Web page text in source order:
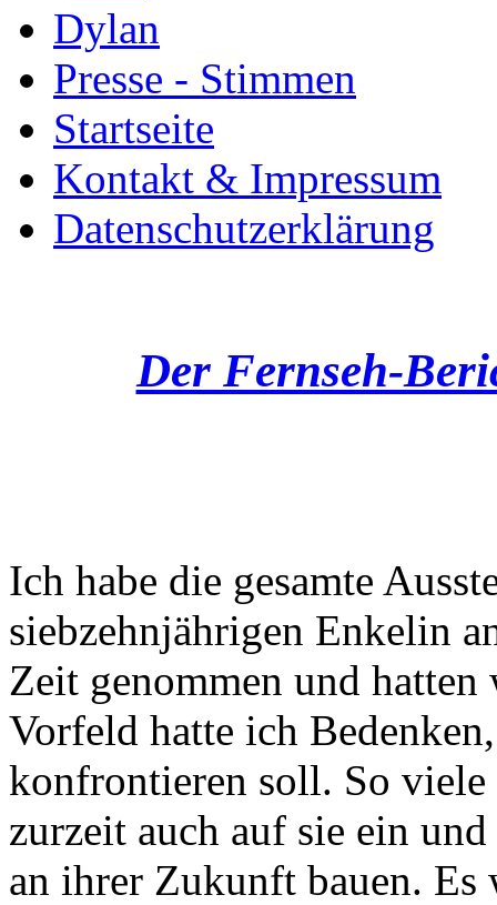
Presse - Stimmen
Startseite
Kontakt & Impressum
Datenschutzerklärung
Der Fernseh-
Ich habe die gesamte
siebzehnjährigen Enkelin
Zeit genommen und hatten
Vorfeld hatte ich
konfrontieren soll. So viele
zurzeit auch auf sie ein
an ihrer Zukunft bauen.